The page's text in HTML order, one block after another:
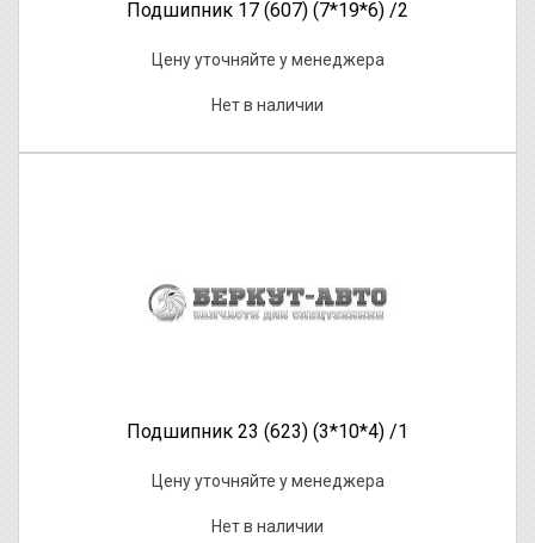
Подшипник 17 (607) (7*19*6) /2
Цену уточняйте у менеджера
Нет в наличии
Подшипник 23 (623) (3*10*4) /1
Цену уточняйте у менеджера
Нет в наличии